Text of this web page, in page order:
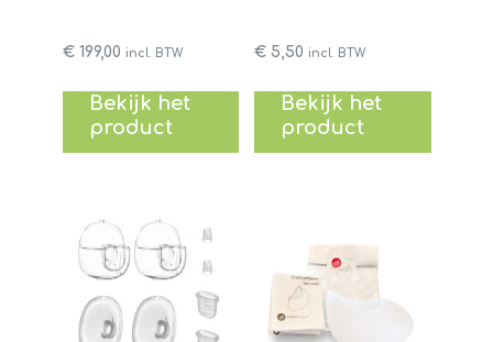
€199,00 incl. BTW
Bekijk het
product
€5,50 incl. BTW
Bekijk het
product